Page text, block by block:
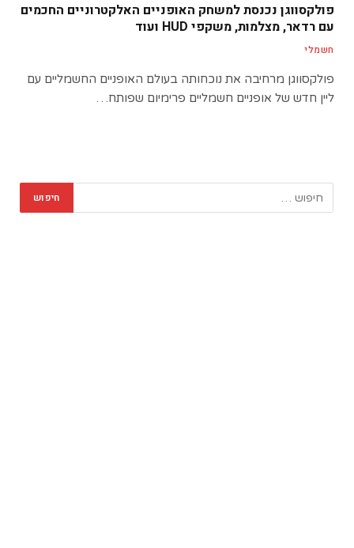
פולקסווגן נכנסת למשחק האופניים האלקטרוניים החכמים
עם רדאר, מצלמות, משקפי HUD ועוד
חשמלי
פולקסווגן מרחיבה את נוכחותה בעולם האופניים החשמליים עם
ליין חדש של אופניים חשמליים פרימיום שפותח…